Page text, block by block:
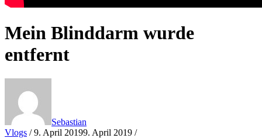
Mein Blinddarm wurde
entfernt
Sebastian
Vlogs /9. April 20199. April 2019 /